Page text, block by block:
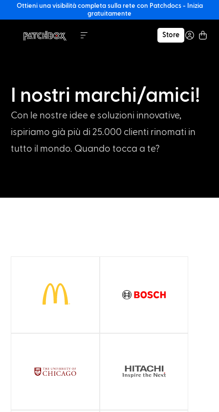
Ottieni una visibilità completa sulla rete con Patchdocs - Inizia
gratuitamente
Store
I nostri marchi/amici!
Con le nostre idee e soluzioni innovative,
ispiriamo già più di 25.000 clienti rinomati in
tutto il mondo. Quando tocca a te?